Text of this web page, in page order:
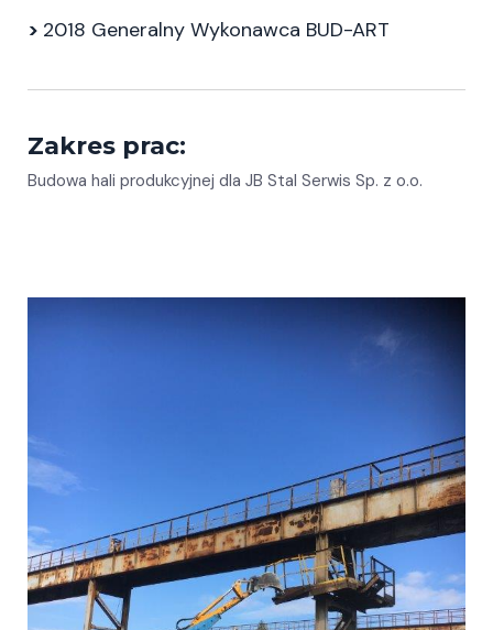
> 2018 Generalny Wykonawca BUD-ART
Zakres prac:
Budowa hali produkcyjnej dla JB Stal Serwis Sp. z o.o.